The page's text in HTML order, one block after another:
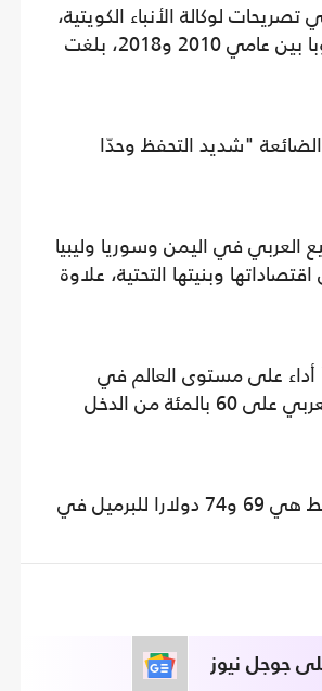
لوكالة الأنباء الكويتية،
إن تكلفة الدمار وفرص النمو الضائعة في الدول العربية التي شهدت حروبا بين عامي 2010 و2018، بلغت
"شديد التحفظ وحدّا
العربي في اليمن وسوريا وليبيا
وبنيتها التحتية، علاوة
على مستوى العالم في
مؤشر توزيع الدخل، حيث يستحوذ 10 بالمئة من الأكثر غنى في الوطن العربي على 60 بالمئة من الدخل
وأضاف محيي الدين أن مجموعة البنك الدولي تتوقع أن تسجل أسعار نفط هي 69 و74 دولارا للبرميل في
على جوجل نيوز